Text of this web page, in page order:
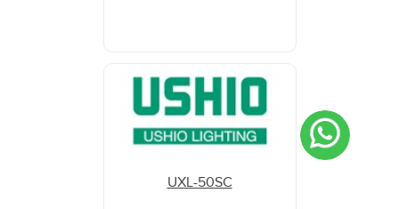
UXL-50SC